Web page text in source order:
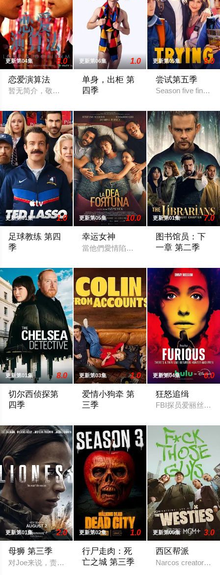
更新第04集 8.0
恋爱演算法
暂无简介，敬请期待
更新第06集 1.0
单身，出柜 第
四季
更新第05集 5.0
尝试第五季
Season five finds
更新第01集 1.0
足球教练 第四
季
更新第05集 10.0
幸运女神
當他們愛情陷入危機，命運女神卻吹來生
更新第01集 7.0
图书馆员：下
一章 第二季
更新第01集 8.0
切尔西侦探第
四季
更新第03集 1.0
爱情小狗牵 第
三季
更新第04集 6.0
狂怒追缉
FBI探员爱丽丝·布
更新第01集 2.0
母狮 第三季
对Joe来说，责任和家庭的内忧外患愈演愈烈，未知的阴谋萦绕。
更新第02集 1.0
行尸走肉：死
亡之城 第三季
更新第05集 3.0
西区帮派
Narcos creator